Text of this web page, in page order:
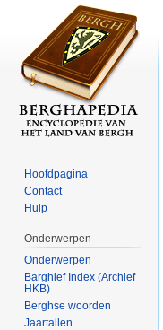
Hoofdpagina
Contact
Hulp
Onderwerpen
Onderwerpen
Barghief Index (Archief
HKB)
Berghse woorden
Jaartallen